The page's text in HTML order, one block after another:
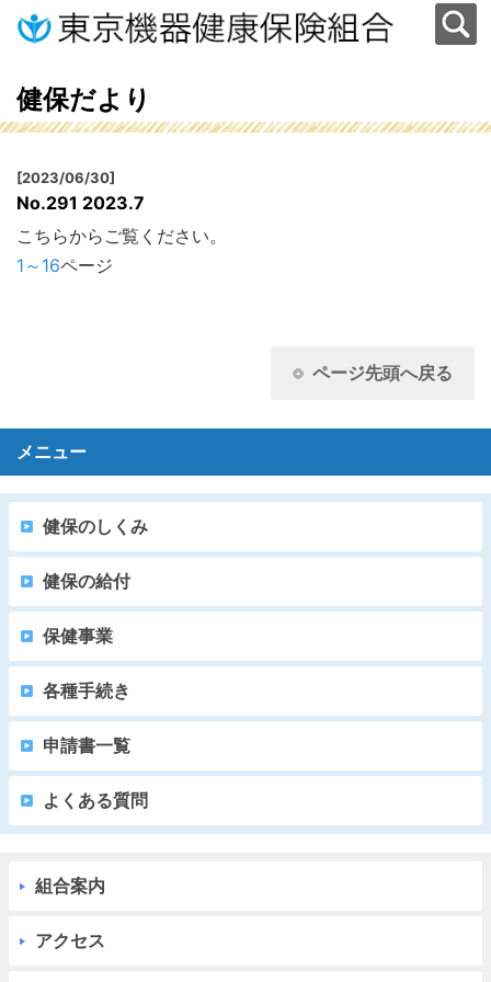
健保だより
[2023/06/30]
No.291 2023.7
こちらからご覧ください。
1～16ページ
ページ先頭へ戻る
メニュー
健保のしくみ
健保の給付
保健事業
各種手続き
申請書一覧
よくある質問
組合案内
アクセス